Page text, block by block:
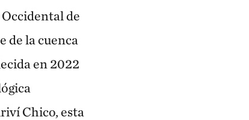
de
de la cuenca
en 2022
Chico, esta